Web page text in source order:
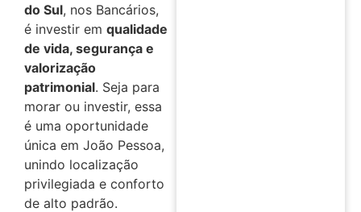
do Sul, nos Bancários,
é investir em qualidade
de vida, segurança e
valorização
patrimonial. Seja para
morar ou investir, essa
é uma oportunidade
única em João Pessoa,
unindo localização
privilegiada e conforto
de alto padrão.